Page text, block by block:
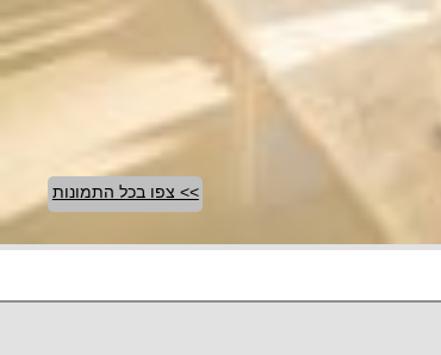
>> צפו בכל התמונות